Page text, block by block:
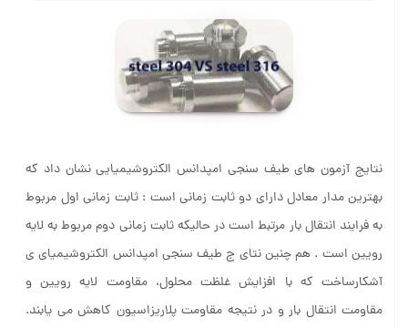
نتایج آزمون های طیف سنجی امپدانس الکتروشیمیایی نشان داد که
بهترین مدار معادل دارای دو ثابت زمانی است : ثابت زمانی اول مربوط
به فرایند انتقال بار مرتبط است در حالیکه ثابت زمانی دوم مربوط به لایه
رویین است . هم چنین نتای ج طیف سنجی امپدانس الکتروشیمیای ی
آشکارساخت که با افزایش غلظت محلول، مقاومت لایه رویین و
مقاومت انتقال بار و در نتیجه مقاومت پلاریزاسیون کاهش می یابند.